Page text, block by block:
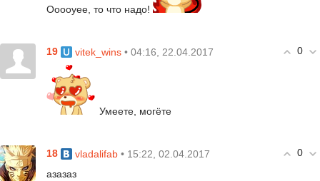
Ооооуее, то что надо!
0
19 vitek_wins • 04:16, 22.04.2017
Умеете, могёте
0
18 vladalifab • 15:22, 02.04.2017
азазаз